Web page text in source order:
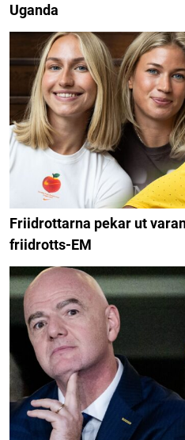
Uganda
Friidrottarna pekar ut
friidrotts-EM